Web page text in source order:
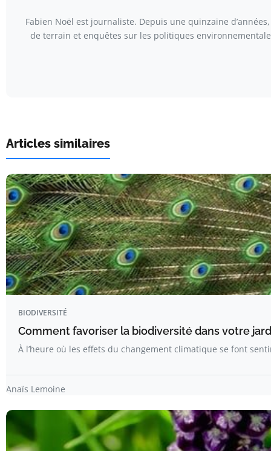
Fabien Noël est journaliste. Depuis une quinzaine
de terrain et enquêtes sur les politiques
Articles similaires
BIODIVERSITÉ
Comment favoriser la biodiversité dans votre
À l’heure où les effets du changement climatique se font
Anaïs Lemoine